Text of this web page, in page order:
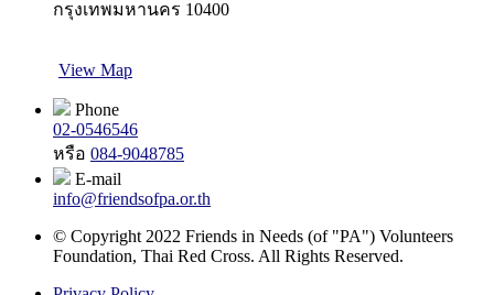
กรุงเทพมหานคร 10400
View Map
Phone
02-0546546
หรือ 084-9048785
E-mail
info@friendsofpa.or.th
© Copyright 2022 Friends in Needs (of "PA") Volunteers
Foundation, Thai Red Cross. All Rights Reserved.